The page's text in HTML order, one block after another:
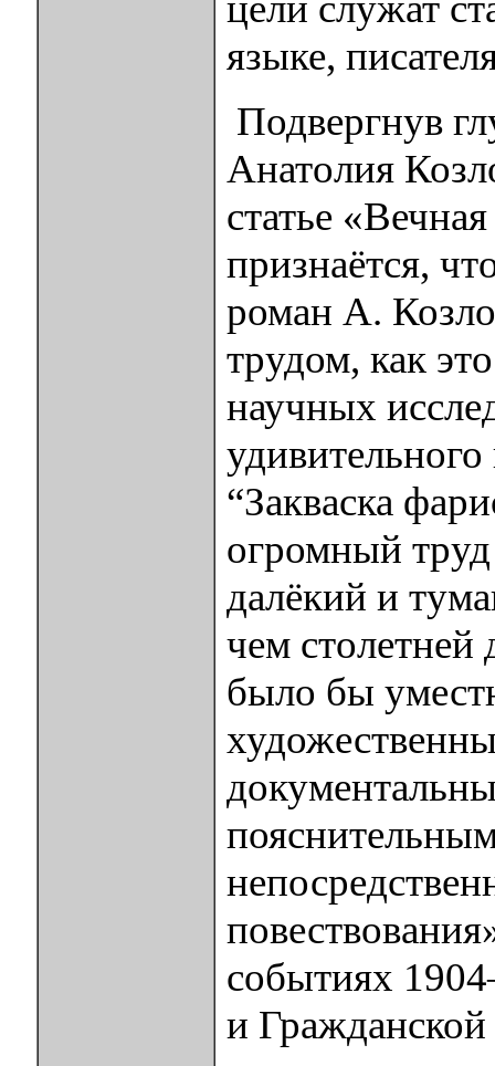
языке,
Подвергнув
Анатолия
статье
признаётся,
роман А.
трудом, как
научных
“Закваска
огромный труд
далёкий и
чем столетней
было бы
событиях
и